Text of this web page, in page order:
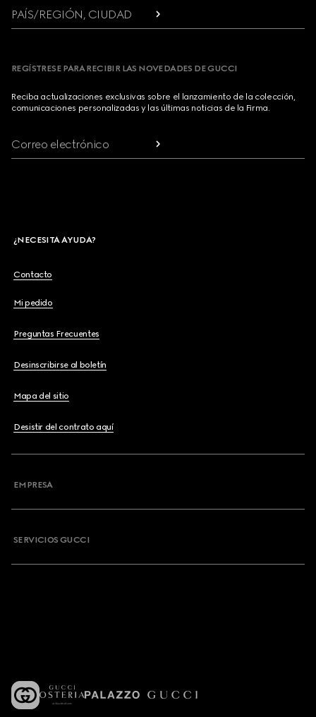
PAÍS/REGIÓN, CIUDAD
REGÍSTRESE PARA RECIBIR LAS NOVEDADES DE GUCCI
Reciba actualizaciones exclusivas sobre el lanzamiento de la colección,
comunicaciones personalizadas y las últimas noticias de la Firma.
Correo electrónico
¿NECESITA AYUDA?
Contacto
Mi pedido
Preguntas Frecuentes
Desinscribirse al boletín
Mapa del sitio
Desistir del contrato aquí
EMPRESA
SERVICIOS GUCCI